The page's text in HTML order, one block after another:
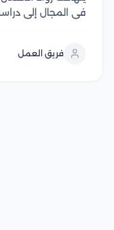
في المجال إلى
من إدارة المشاريع
فريق العمل